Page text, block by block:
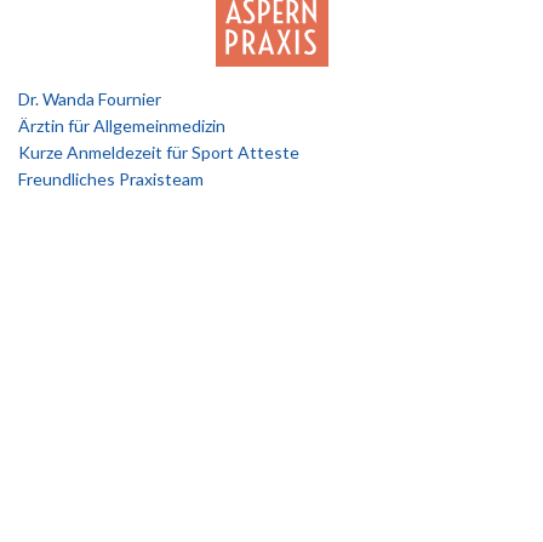
Dr. Wanda Fournier
Ärztin für Allgemeinmedizin
Kurze Anmeldezeit für Sport Atteste
Freundliches Praxisteam